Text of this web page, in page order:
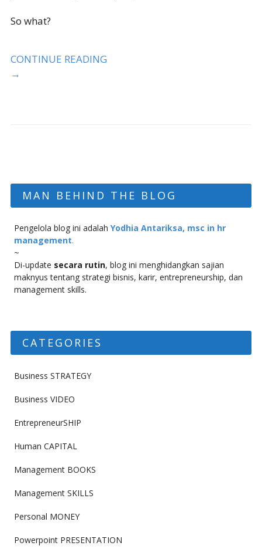
So what?
CONTINUE READING
→
MAN BEHIND THE BLOG
Pengelola blog ini adalah Yodhia Antariksa, msc in hr
management.
~
Di-update secara rutin, blog ini menghidangkan sajian
maknyus tentang strategi bisnis, karir, entrepreneurship, dan
management skills.
CATEGORIES
Business STRATEGY
Business VIDEO
EntrepreneurSHIP
Human CAPITAL
Management BOOKS
Management SKILLS
Personal MONEY
Powerpoint PRESENTATION